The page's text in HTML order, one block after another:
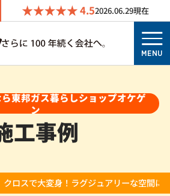
4.52026.06.29現在
MENU
東邦ガス暮らしショップオケゲ
ン
工事例
クロスで大変身！ラグジュアリーな空間に